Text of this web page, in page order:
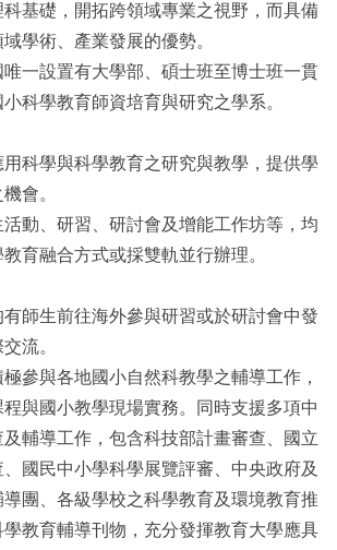
基礎，開拓跨領域專業之視野，而具備
學術、產業發展的優勢。
唯一設置有大學部、碩士班至博士班一貫
科學教育師資培育與研究之學系。
用科學與科學教育之研究與教學，提供學
會。
活動、研習、研討會及增能工作坊等，均
育融合方式或採雙軌並行辦理。
有師生前往海外參與研習或於研討會中發
流。
極參與各地國小自然科教學之輔導工作，
與國小教學現場實務。同時支援多項中
輔導工作，包含科技部計畫審查、國立
國民中小學科學展覽評審、中央政府及
團、各級學校之科學教育及環境教育推
教育輔導刊物，充分發揮教育大學應具